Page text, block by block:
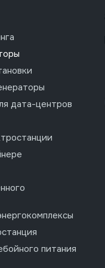
дата-центров
питания